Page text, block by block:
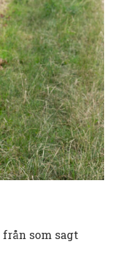
från som sagt